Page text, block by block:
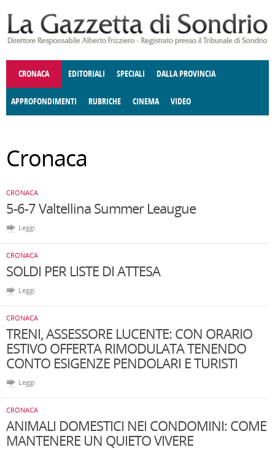
CRONACA EDITORIALI SPECIALI DALLA PROVINCIA
APPROFONDIMENTI
E SPETTACOLI POLITICA
RUBRICHE
DELLE IDEE FATTI DELLO SPIRITO
CINEMA VIDEO
Cronaca
CRONACA
5-6-7 Valtellina Summer Leaugue
Leggi
CRONACA
SOLDI PER LISTE DI ATTESA
Leggi
CRONACA
TRENI, ASSESSORE LUCENTE: CON ORARIO
ESTIVO OFFERTA RIMODULATA TENENDO
CONTO ESIGENZE PENDOLARI E TURISTI
Leggi
CRONACA
ANIMALI DOMESTICI NEI CONDOMINI: COME
MANTENERE UN QUIETO VIVERE